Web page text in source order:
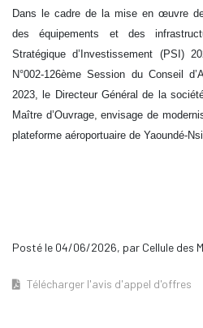
Dans le cadre de la mise en œuvre
des équipements et des
Stratégique d’Investissement (PSI)
N°002-126ème Session du Conseil
2023, le Directeur Général de la
Maître d’Ouvrage, envisage de
plateforme aéroportuaire de Yaoundé-
Posté le 04/06/2026, par Cellule des
Télécharger l'avis d'appel d'offres